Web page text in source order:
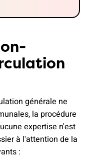
générale ne
la procédure
expertise n'est
à l'attention de la
: